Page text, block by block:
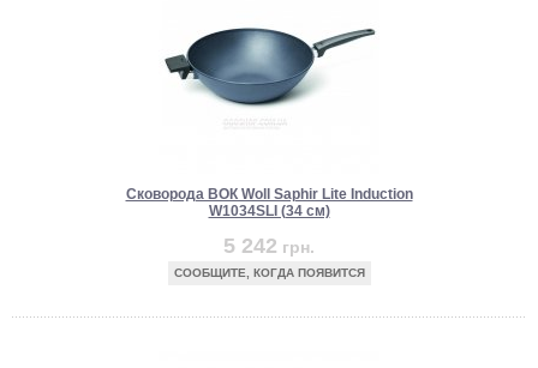
Сковорода ВОК Woll Saphir Lite Induction
W1034SLI (34 см)
5 242 грн.
СООБЩИТЕ, КОГДА ПОЯВИТСЯ